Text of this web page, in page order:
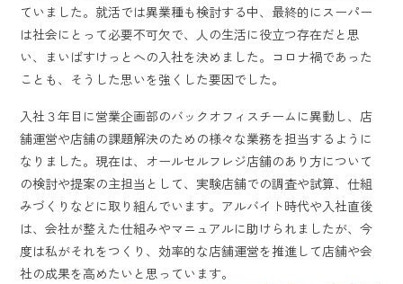
ていました。就活では異業種も検討する中、最終的にスーパー
は社会にとって必要不可欠で、人の生活に役立つ存在だと思
い、まいばすけっとへの入社を決めました。コロナ禍であった
ことも、そうした思いを強くした要因でした。
入社３年目に営業企画部のバックオフィスチームに異動し、店
舗運営や店舗の課題解決のための様々な業務を担当するように
なりました。現在は、オールセルフレジ店舗のあり方について
の検討や提案の主担当として、実験店舗での調査や試算、仕組
みづくりなどに取り組んでいます。アルバイト時代や入社直後
は、会社が整えた仕組みやマニュアルに助けられましたが、今
度は私がそれをつくり、効率的な店舗運営を推進して店舗や会
社の成果を高めたいと思っています。